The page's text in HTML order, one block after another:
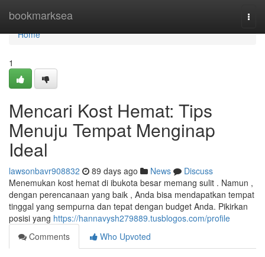
bookmarksea
Home
Home
1
Mencari Kost Hemat: Tips
Menuju Tempat Menginap
Ideal
lawsonbavr908832 89 days ago News
Discuss
Menemukan kost hemat di ibukota besar memang sulit . Namun ,
dengan perencanaan yang baik , Anda bisa mendapatkan tempat
tinggal yang sempurna dan tepat dengan budget Anda. Pikirkan
posisi yang https://hannavysh279889.tusblogos.com/profile
Comments
Who Upvoted